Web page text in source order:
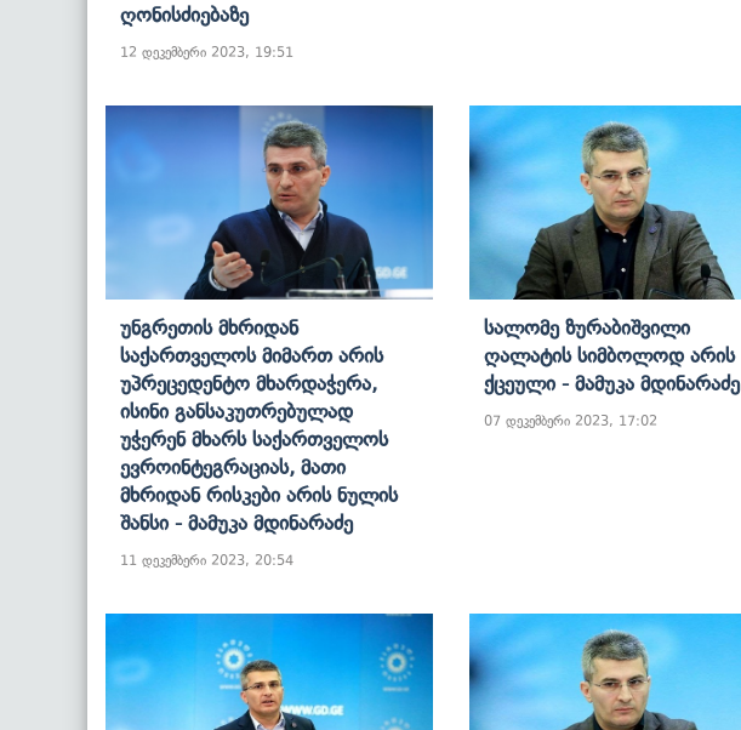
Ღონისძიებაზე
12 დეკემბერი 2023, 19:51
Უნგრეთის Მხრიდან
Საქართველოს Მიმართ Არის
Უპრეცედენტო Მხარდაჭერა,
Ისინი Განსაკუთრებულად
Უჭერენ Მხარს Საქართველოს
Ევროინტეგრაციას, Მათი
Მხრიდან Რისკები Არის Ნულის
Შანსი - Მამუკა Მდინარაძე
11 დეკემბერი 2023, 20:54
Სალომე Ზურაბიშვილი
Ღალატის Სიმბოლოდ Არის
Ქცეული - Მამუკა Მდინარაძე
07 დეკემბერი 2023, 17:02